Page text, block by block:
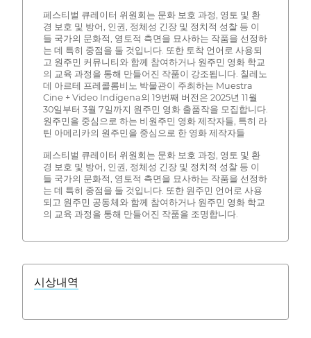
페스티벌 큐레이터 위원회는 문화 보호 과정, 영토 및 환
경 보호 및 방어, 인권, 정체성 긴장 및 정치적 성찰 등 이
들 국가의 문화적, 영토적 측면을 묘사하는 작품을 선정하
는 데 특히 중점을 둘 것입니다. 또한 토착 언어로 사용되
고 원주민 커뮤니티와 함께 참여하거나 원주민 영화 학교
의 교육 과정을 통해 만들어진 작품이 강조됩니다. 칠레노
데 아르테 프레콜롬비노 박물관이 주최하는 Muestra
Cine + Video Indígena의 19번째 버전은 2025년 11월
30일부터 3월 7일까지 원주민 영화 출품작을 모집합니다.
원주민을 중심으로 하는 비원주민 영화 제작자들, 특히 라
틴 아메리카의 원주민을 중심으로 한 영화 제작자들
페스티벌 큐레이터 위원회는 문화 보호 과정, 영토 및 환
경 보호 및 방어, 인권, 정체성 긴장 및 정치적 성찰 등 이
들 국가의 문화적, 영토적 측면을 묘사하는 작품을 선정하
는 데 특히 중점을 둘 것입니다. 또한 원주민 언어로 사용
되고 원주민 공동체와 함께 참여하거나 원주민 영화 학교
의 교육 과정을 통해 만들어진 작품을 조명합니다.
시상내역